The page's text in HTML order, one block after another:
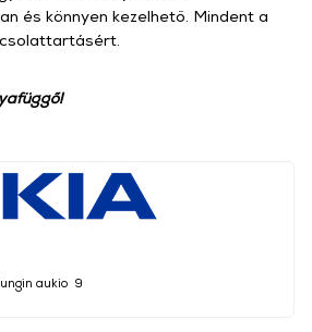
aukio 9
és könnyen kezelhető. Mindent a